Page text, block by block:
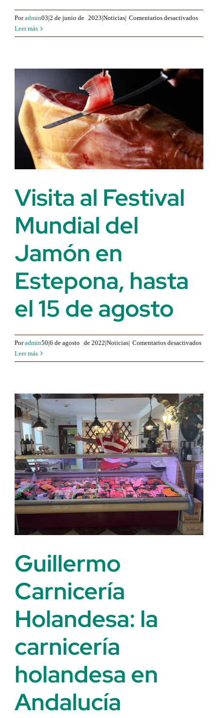
Poradmin03|2 de junio de 2023|Noticias| Comentarios desactivadospara
Second
Leer más
Visita al Festival
Mundial del
Jamón en
Estepona, hasta
el 15 de agosto
Poradmin50|6 de agosto de 2022|Noticias| Comentarios desactivadospara
al
World
Jamón
en
hasta
el
15
de
agosto
Leer más
Guillermo
Carnicería
Holandesa: la
carnicería
holandesa en
Andalucía